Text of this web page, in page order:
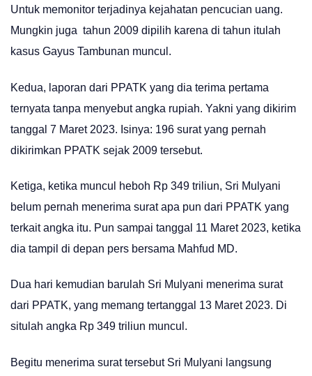
Untuk memonitor terjadinya kejahatan pencucian uang.
Mungkin juga tahun 2009 dipilih karena di tahun itulah
kasus Gayus Tambunan muncul.
Kedua, laporan dari PPATK yang dia terima pertama
ternyata tanpa menyebut angka rupiah. Yakni yang dikirim
tanggal 7 Maret 2023. Isinya: 196 surat yang pernah
dikirimkan PPATK sejak 2009 tersebut.
Ketiga, ketika muncul heboh Rp 349 triliun, Sri Mulyani
belum pernah menerima surat apa pun dari PPATK yang
terkait angka itu. Pun sampai tanggal 11 Maret 2023, ketika
dia tampil di depan pers bersama Mahfud MD.
Dua hari kemudian barulah Sri Mulyani menerima surat
dari PPATK, yang memang tertanggal 13 Maret 2023. Di
situlah angka Rp 349 triliun muncul.
Begitu menerima surat tersebut Sri Mulyani langsung